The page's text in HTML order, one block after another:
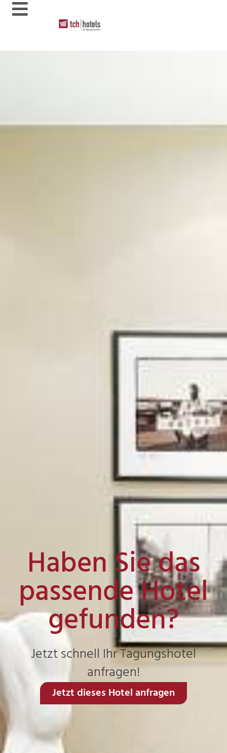
Haben Sie das
passende Hotel
gefunden?
Jetzt schnell Ihr Tagungshotel
anfragen!
Jetzt dieses Hotel anfragen